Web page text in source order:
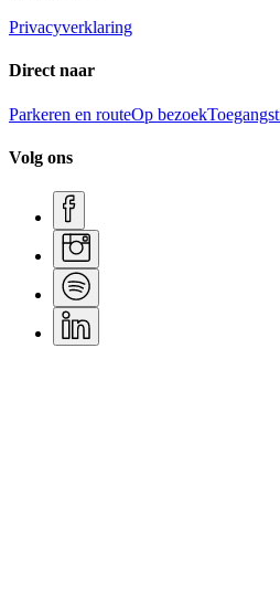
Privacyverklaring
Direct naar
Parkeren en routeOp bezoek
Volg ons